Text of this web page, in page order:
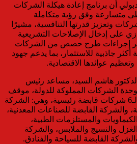
أن برنامج إعادة هيكلة الشركات
متسارعة وفق رؤية متكاملة
وتعزيز قدرتها التنافسية، مشيرًا
على إدخال الإصلاحات التشريعية
إجراءات طرح حصص من الشركات
أكثر جاذبية للاستثمار، بما يدعم جهود
عوائدها الاقتصادية.
هاشم السيد، مساعد رئيس
لوحدة الشركات المملوكة للدولة، موقف
الشركات الحكومية التابعة لـ6 شركات قابضة رئيسية، وهي: الشركة
والشركة القابضة للصناعات المعدنية،
والمستلزمات الطبية،
والنسيج والملابس، والشركة
القابضة للسياحة والفنادق.